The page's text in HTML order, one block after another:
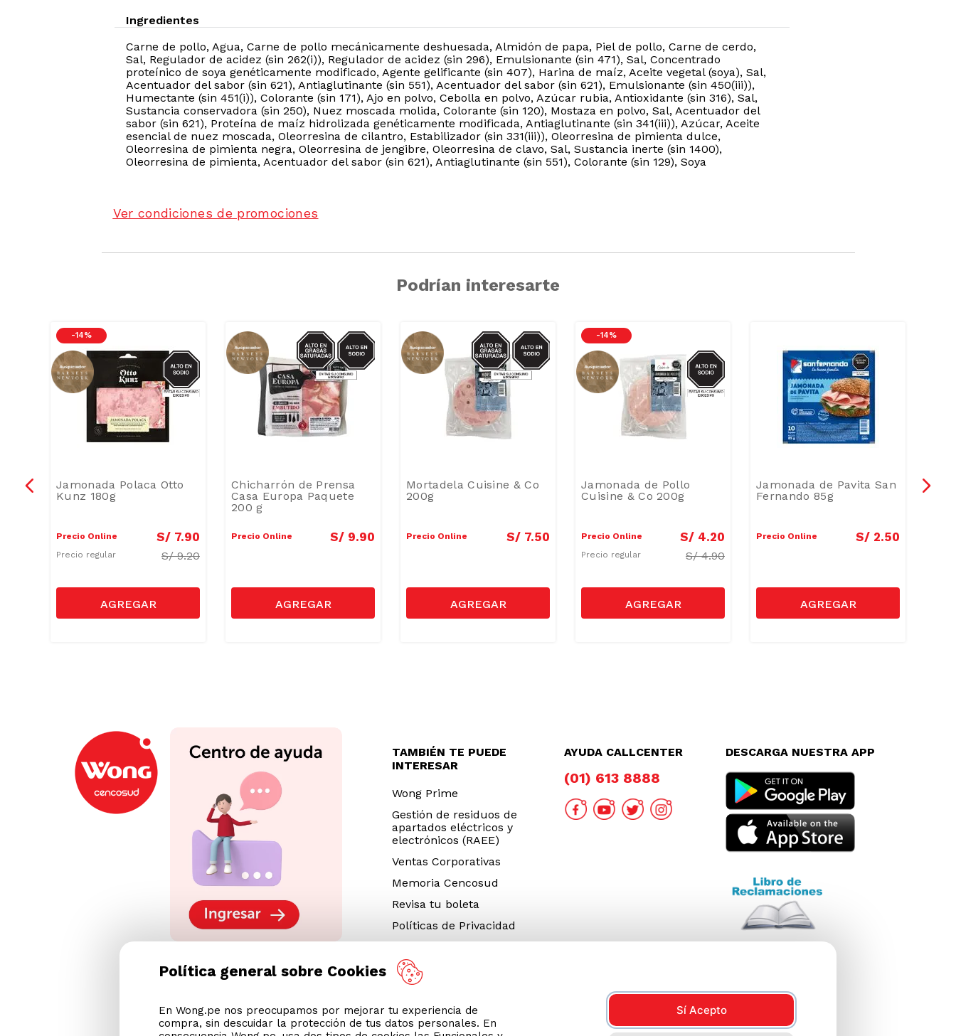
Ingredientes
Carne de pollo, Agua, Carne de pollo mecánicamente deshuesada, Almidón de papa, Piel de pollo, Carne de cerdo,
Sal, Regulador de acidez (sin 262(i)), Regulador de acidez (sin 296), Emulsionante (sin 471), Sal, Concentrado
proteínico de soya genéticamente modificado, Agente gelificante (sin 407), Harina de maíz, Aceite vegetal (soya), Sal,
Acentuador del sabor (sin 621), Antiaglutinante (sin 551), Acentuador del sabor (sin 621), Emulsionante (sin 450(iii)),
Humectante (sin 451(i)), Colorante (sin 171), Ajo en polvo, Cebolla en polvo, Azúcar rubia, Antioxidante (sin 316), Sal,
Sustancia conservadora (sin 250), Nuez moscada molida, Colorante (sin 120), Mostaza en polvo, Sal, Acentuador del
sabor (sin 621), Proteína de maíz hidrolizada genéticamente modificada, Antiaglutinante (sin 341(iii)), Azúcar, Aceite
esencial de nuez moscada, Oleorresina de cilantro, Estabilizador (sin 331(iii)), Oleorresina de pimienta dulce,
Oleorresina de pimienta negra, Oleorresina de jengibre, Oleorresina de clavo, Sal, Sustancia inerte (sin 1400),
Oleorresina de pimienta, Acentuador del sabor (sin 621), Antiaglutinante (sin 551), Colorante (sin 129), Soya
Ver condiciones de promociones
Podrían interesarte
-14 %
SODIO
Jamonada Polaca Otto
Kunz 180g
Precio Online S/ 7.90
Precio regular S/9.20
SODIO/GRASAS-
SAT
Chicharrón de Prensa
Casa Europa Paquete
200 g
Precio Online S/ 9.90
SODIO/GRASAS-
SAT
Mortadela Cuisine & Co
200g
Precio Online S/ 7.50
-14 %
SODIO
Jamonada de Pollo
Cuisine & Co 200g
Precio Online S/ 4.20
Precio regular S/4.90
Jamonada de Pavita San
Fernando 85g
Precio Online S/ 2.50
TAMBIÉN TE PUEDE
INTERESAR
Wong Prime
Gestión de residuos de
apartados eléctricos y
electrónicos (RAEE)
Ventas Corporativas
Memoria Cencosud
Revisa tu boleta
Políticas de Privacidad
Legales
Código de Ética
Cyber Wong 2026
Decargar App
AYUDA CALLCENTER
(01) 613 8888
DESCARGA NUESTRA APP
Política general sobre Cookies
En Wong.pe nos preocupamos por mejorar tu experiencia de
compra, sin descuidar la protección de tus datos personales. En
Sí Acepto